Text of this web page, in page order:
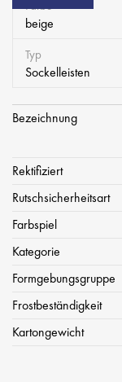
Farbe
beige
Typ
Sockelleisten
Bezeichnung
Rektifiziert
Rutschsicherheitsart
Farbspiel
Kategorie
Formgebungsgruppe
Frostbeständigkeit
Kartongewicht